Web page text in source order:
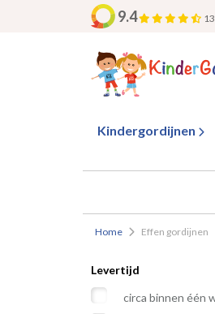
9.4
Kindergordijnen
Home Effen gordijnen
Levertijd
circa binnen één